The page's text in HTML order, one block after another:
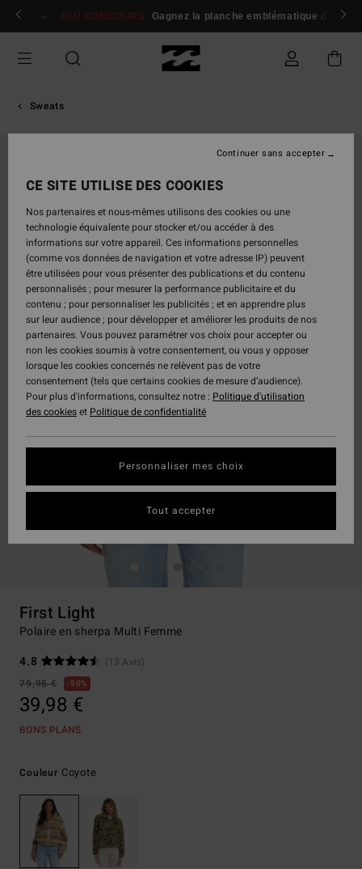
Passer
Se connecter / s'inscrire
JEU CONCOURS Gagnez la planche emblématique d'Andy
Sweats
First Light
Polaire en sherpa Multi Femme
4.8
(13 Avis)
79,95 €
50%
39,98 €
BONS PLANS
Couleur Coyote
CE SITE UTILISE DES COOKIES
Nos partenaires et nous-mêmes utilisons des cookies ou une
technologie équivalente pour stocker et/ou accéder à des
informations sur votre appareil. Ces informations personnelles
(comme vos données de navigation et votre adresse IP) peuvent
être utilisées pour vous présenter des publications et du contenu
personnalisés ; pour mesurer la performance publicitaire et du
contenu ; pour personnaliser les publicités ; et en apprendre plus
sur leur audience ; pour développer et améliorer les produits de nos
partenaires. Vous pouvez paramétrer vos choix pour accepter ou
non les cookies soumis à votre consentement, ou vous y opposer
lorsque les cookies concernés ne relèvent pas de votre
consentement (tels que certains cookies de mesure d’audience).
Pour plus d'informations, consultez notre : Politique d'utilisation
des cookieset Politique de confidentialité
Personnaliser mes choix
Continuer sans accepter
Tout accepter